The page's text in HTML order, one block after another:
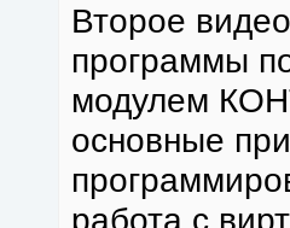
Второе
программы
модулем
основные
работа с